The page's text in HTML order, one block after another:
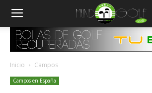
Inicio Campos
Campos en España